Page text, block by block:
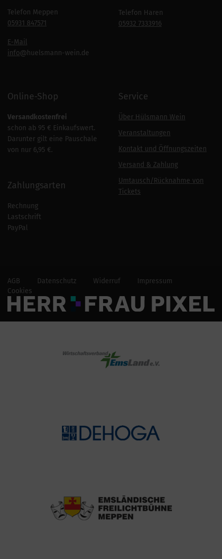
Telefon Meppen
05931 847571
E-Mail
info@huelsmann-wein.de
Telefon Haren
05932 7333916
Online-Shop
Versandkostenfrei
schon ab 95 € Einkaufswert.
Darunter gilt eine Pauschale
von nur 6,95 €.
Zahlungsarten
Rechnung
Lastschrift
PayPal
Service
Über Hülsmann Wein
Veranstaltungen
Kontakt und Öffnungszeiten
Versand & Zahlung
Umtausch/Rücknahme von
Tickets
AGB Datenschutz Widerruf
Impressum
Cookies